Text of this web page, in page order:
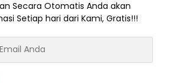
Secara Otomatis Anda akan
Setiap hari dari Kami, Gratis!!!